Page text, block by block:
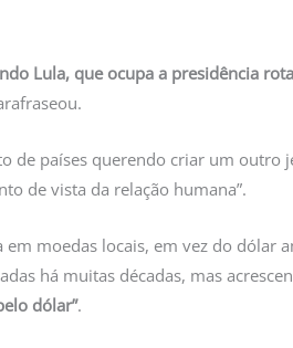
Lula, que ocupa a presidência
de países querendo criar um
de vista da relação humana”.
moedas locais, em vez do dólar
há muitas décadas, mas
dólar”.